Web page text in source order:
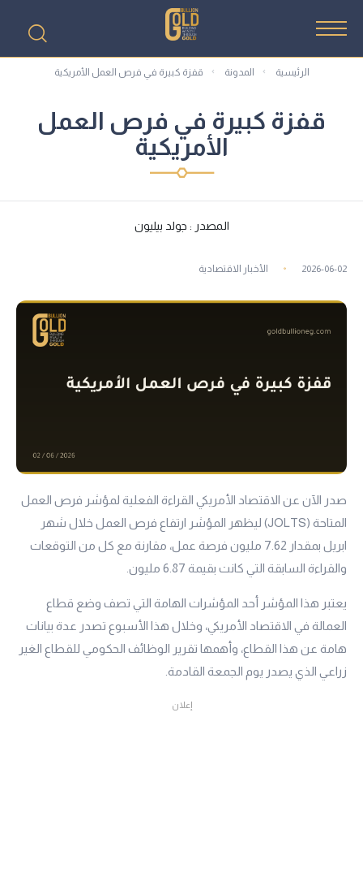
الرئيسية المدونة قفزة كبيرة في فرص العمل الأمريكية
قفزة كبيرة في فرص العمل
الأمريكية
المصدر : جولد بيليون
2026-06-02 الأخبار الاقتصادية
صدر الآن عن الاقتصاد الأمريكي القراءة الفعلية لمؤشر فرص العمل
المتاحة (JOLTS) ليظهر المؤشر ارتفاع فرص العمل خلال شهر
ابريل بمقدار 7.62 مليون فرصة عمل، مقارنة مع كل من التوقعات
والقراءة السابقة التي كانت بقيمة 6.87 مليون.
يعتبر هذا المؤشر أحد المؤشرات الهامة التي تصف وضع قطاع
العمالة في الاقتصاد الأمريكي، وخلال هذا الأسبوع تصدر عدة بيانات
هامة عن هذا القطاع، وأهمها تقرير الوظائف الحكومي للقطاع الغير
زراعي الذي يصدر يوم الجمعة القادمة.
إعلان